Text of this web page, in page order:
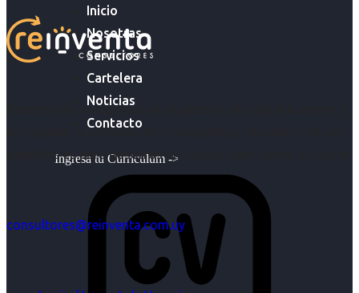
Inicio
Nosotras
Servicios
Cartelera
Noticias
Contacto
Ingresa tu Curriculum ->
Acompañar a empresas en su gestión de capital humano y
acompañar a personas en la búsqueda y encuentro de sus
objetivos es para nosotros un trabajo, pero antes un placer.
consultores@reinventa.com.uy